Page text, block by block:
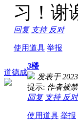
习！谢
回复 支持 反对
使用道具 举报
道德成
3楼
发表于
提示: 作者被
回复 支持 反对
使用道具 举报